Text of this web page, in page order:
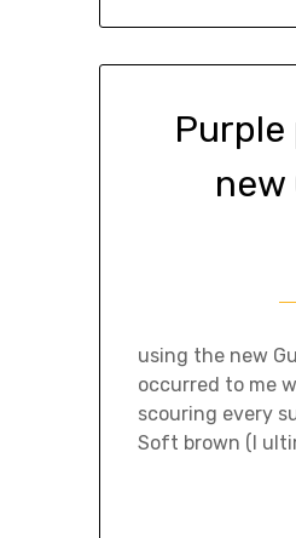
Purple
new
using the new
occurred to me
scouring every
Soft brown (I